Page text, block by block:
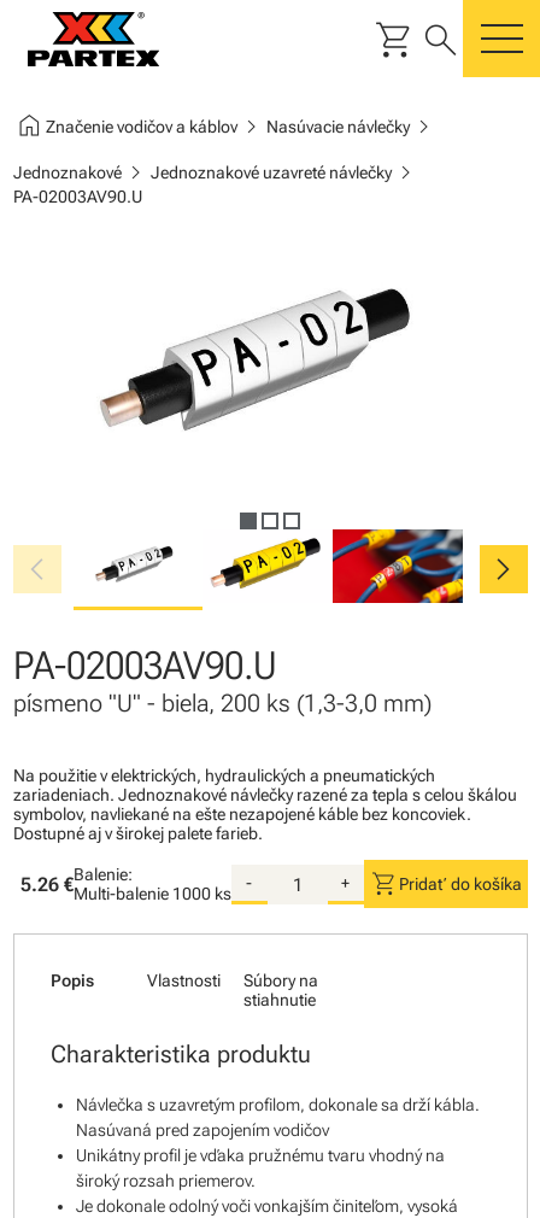
shopping_cart search
home Značenie vodičov a káblovchevron_right Nasúvacie návlečkychevron_right
Jednoznakovéchevron_right Jednoznakové uzavreté návlečkychevron_right
PA-02003AV90.U
chevron_left chevron_right
PA-02003AV90.U
písmeno "U" - biela, 200 ks (1,3-3,0 mm)
Na použitie v elektrických, hydraulických a pneumatických
zariadeniach. Jednoznakové návlečky razené za tepla s celou škálou
symbolov, navliekané na ešte nezapojené káble bez koncoviek.
Dostupné aj v širokej palete farieb.
5.26 €Balenie:
Multi-balenie 1000 ks
- + shopping_cart Pridať do košíka
Popis Vlastnosti
Súbory na
stiahnutie
Charakteristika produktu
Návlečka s uzavretým profilom, dokonale sa drží kábla.
Nasúvaná pred zapojením vodičov
Unikátny profil je vďaka pružnému tvaru vhodný na
široký rozsah priemerov.
Je dokonale odolný voči vonkajším činiteľom, vysoká